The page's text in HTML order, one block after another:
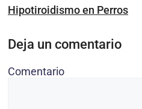
Hipotiroidismo en Perros
Deja un comentario
Comentario